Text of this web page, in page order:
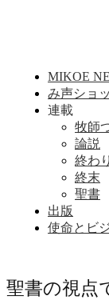
MIKOE
み声ショ
連載
牧師
論説
終わ
終末
聖書
出版
使命とビ
聖書の視点